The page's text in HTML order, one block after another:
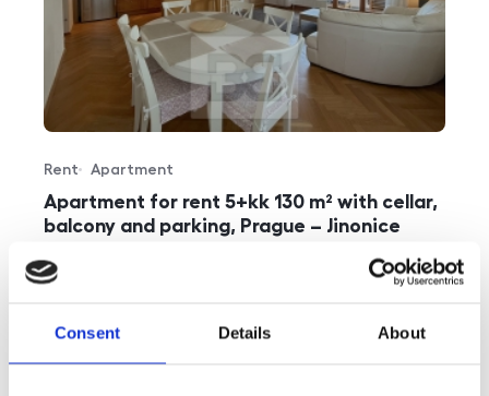
Consent Details About
Apartment for rent 5+kk 130 m² with cellar,
balcony and parking, Prague – Jinonice
Offer type
Rent
Property type
Apartment
rozměry
disposition
5+kk